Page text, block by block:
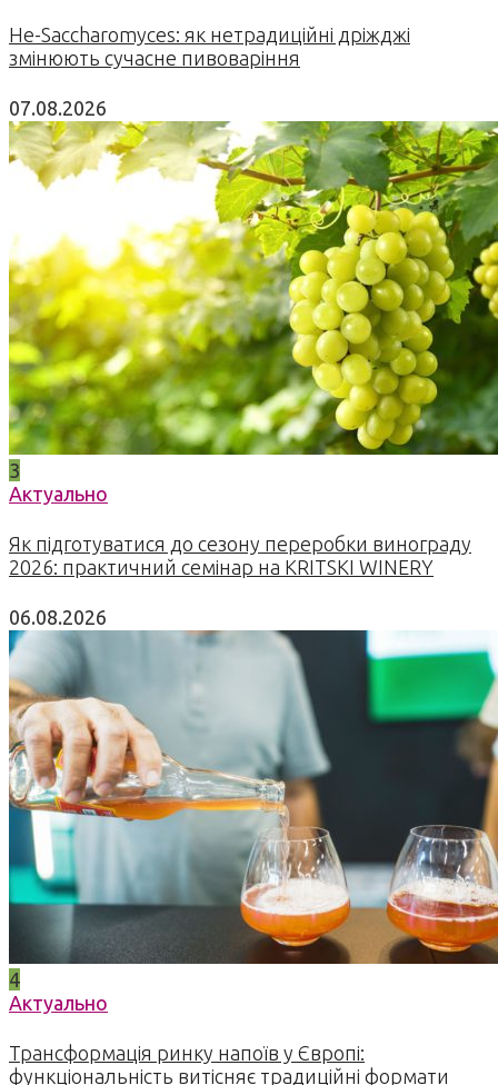
Не-Saccharomyces: як нетрадиційні дріжджі
змінюють сучасне пивоваріння
07.08.2026
3
Актуально
Як підготуватися до сезону переробки винограду
2026: практичний семінар на KRITSKI WINERY
06.08.2026
4
Актуально
Трансформація ринку напоїв у Європі:
функціональність витісняє традиційні формати